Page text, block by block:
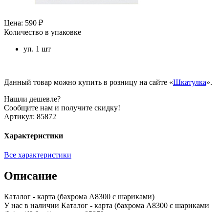
Цена: 590 ₽
Количество в упаковке
уп. 1 шт
Данный товар можно купить в розницу на сайте «Шкатулка».
Нашли дешевле?
Сообщите нам и получите скидку!
Артикул: 85872
Характеристики
Все характеристики
Описание
Каталог - карта (бахрома А8300 с шариками)
У нас в наличии Каталог - карта (бахрома А8300 с шариками